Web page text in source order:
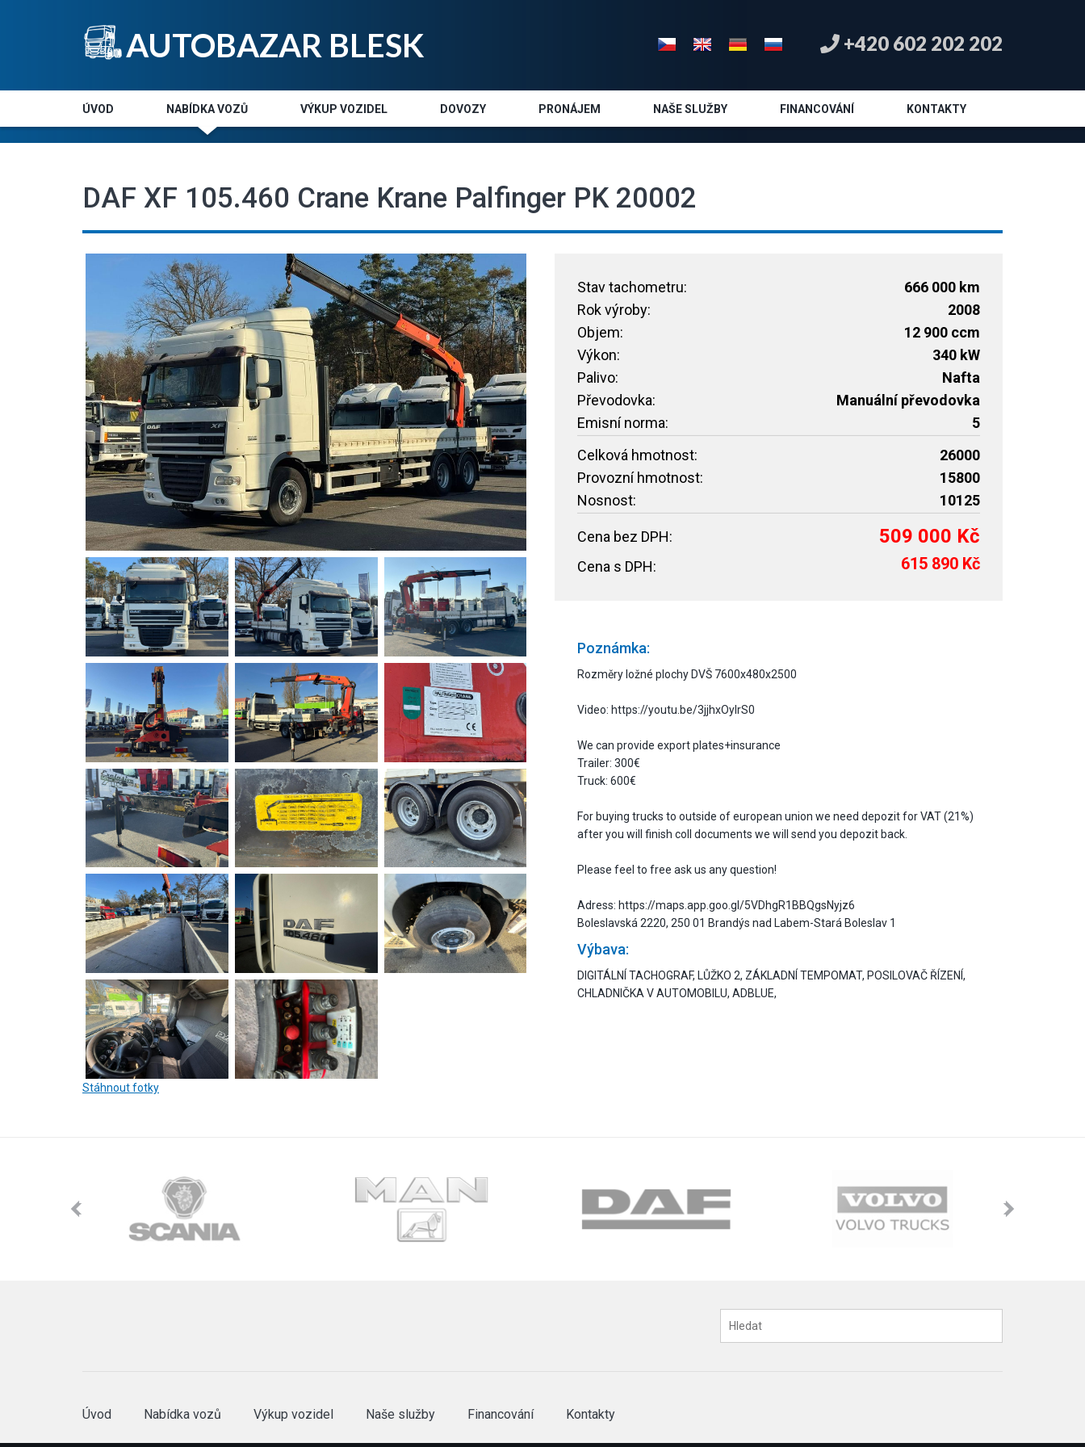
AUTOBAZAR BLESK +420 602 202 202
ÚVOD NABÍDKA VOZŮ VÝKUP VOZIDEL DOVOZY PRONÁJEM NAŠE SLUŽBY FINANCOVÁNÍ KONTAKTY
DAF XF 105.460 Crane Krane Palfinger PK 20002
Stáhnout fotky
Stav tachometru:
666 000 km
Rok výroby:
2008
Objem:
12 900 ccm
Výkon:
340 kW
Palivo:
Nafta
Převodovka:
Manuální převodovka
Emisní norma:
5
Celková hmotnost:
26000
Provozní hmotnost:
15800
Nosnost:
10125
Cena bez DPH: 509 000 Kč
Cena s DPH: 615 890 Kč
Poznámka:
Rozměry ložné plochy DVŠ 7600x480x2500
Video: https://youtu.be/3jjhxOyIrS0
We can provide export plates+insurance
Trailer: 300€
Truck: 600€
For buying trucks to outside of european union we need depozit for VAT (21%)
after you will finish coll documents we will send you depozit back.
Please feel to free ask us any question!
Adress: https://maps.app.goo.gl/5VDhgR1BBQgsNyjz6
Boleslavská 2220, 250 01 Brandýs nad Labem-Stará Boleslav 1
Výbava:
DIGITÁLNÍ TACHOGRAF, LŮŽKO 2, ZÁKLADNÍ TEMPOMAT, POSILOVAČ ŘÍZENÍ,
CHLADNIČKA V AUTOMOBILU, ADBLUE,
Úvod Nabídka vozů Výkup vozidel Naše služby Financování Kontakty